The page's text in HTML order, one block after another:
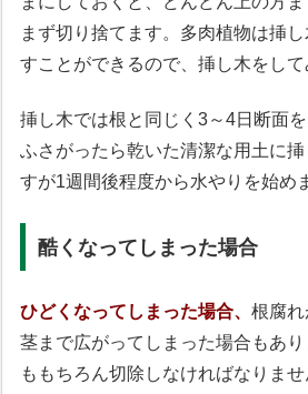
まず切り捨てます。多肉植物は挿
すことができるので、挿し木をして
挿し木では根と同じく3～4日断面
ふさがったら乾いた清潔な用土に
すが1週間後程度から水やりを始め
酷くなってしまった場合
ひどくなってしまった場合、根腐れ
茎まで広がってしまった場合もあ
ももちろん切除しなければなりま